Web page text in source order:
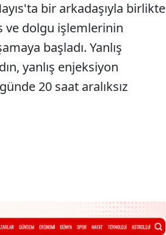
bir arkadaşıyla birlikte
ve dolgu işlemlerinin
başladı. Yanlış
yanlış enjeksiyon
20 saat aralıksız